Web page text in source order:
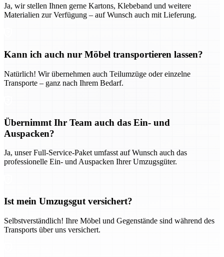
Ja, wir stellen Ihnen gerne Kartons, Klebeband und weitere
Materialien zur Verfügung – auf Wunsch auch mit Lieferung.
Kann ich auch nur Möbel transportieren lassen?
Natürlich! Wir übernehmen auch Teilumzüge oder einzelne
Transporte – ganz nach Ihrem Bedarf.
Übernimmt Ihr Team auch das Ein- und
Auspacken?
Ja, unser Full-Service-Paket umfasst auf Wunsch auch das
professionelle Ein- und Auspacken Ihrer Umzugsgüter.
Ist mein Umzugsgut versichert?
Selbstverständlich! Ihre Möbel und Gegenstände sind während des
Transports über uns versichert.